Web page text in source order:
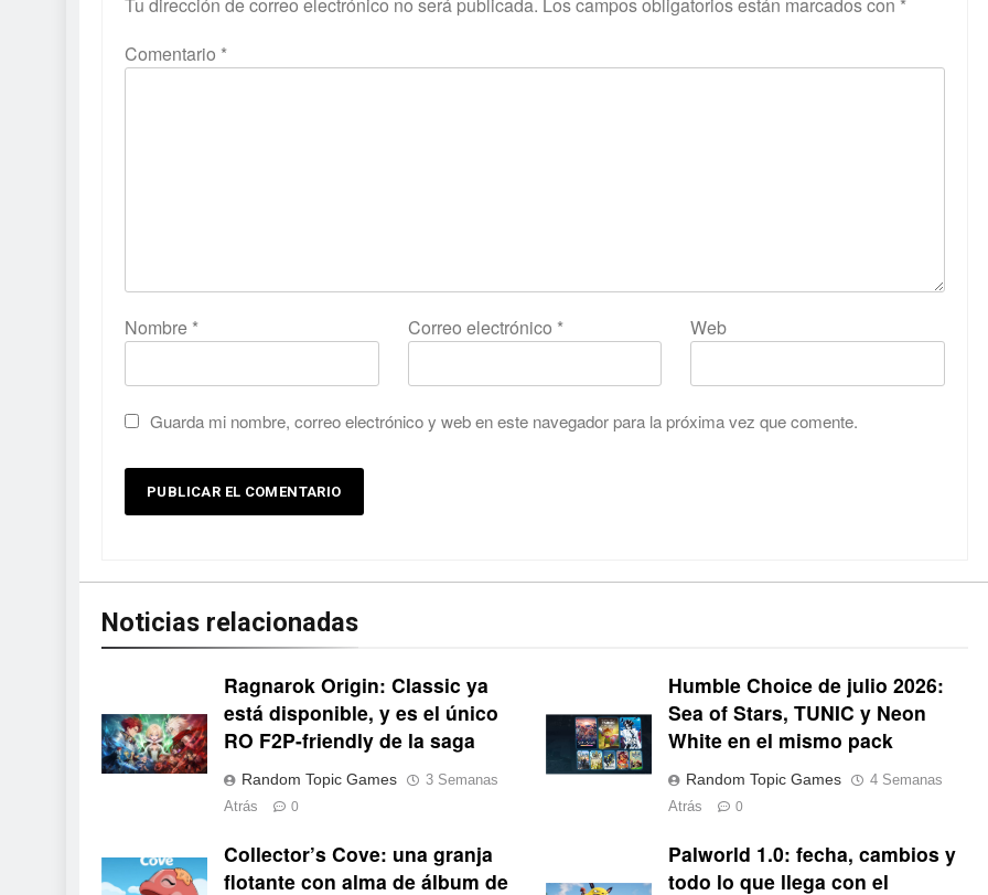
Comentario *
Nombre * Correo electrónico * Web
Guarda mi nombre, correo electrónico y web en este navegador para la próxima vez que comente.
Noticias relacionadas
Ragnarok Origin: Classic ya
está disponible, y es el único
RO F2P-friendly de la saga
Random Topic Games
3 Semanas
Atrás
0
Humble Choice de julio 2026:
Sea of Stars, TUNIC y Neon
White en el mismo pack
Random Topic Games
4 Semanas
Atrás
0
Collector's Cove
Collector’s Cove: una granja
flotante con alma de álbum de
Palworld 1.0: fecha, cambios y
todo lo que llega con el